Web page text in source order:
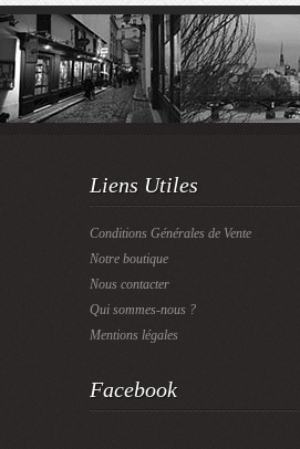
Liens Utiles
Conditions Générales de Vente
Notre boutique
Nous contacter
Qui sommes-nous ?
Mentions légales
Facebook